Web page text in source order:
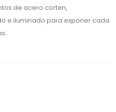
de acero corten,
e iluminado para exponer cada